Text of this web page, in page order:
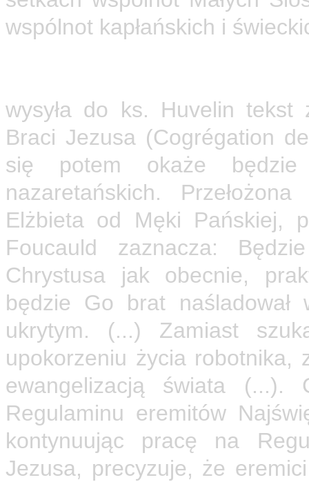
wspólnot kapłańskich i
wysyła do ks. Huvelin tekst
Braci Jezusa (Cogrégation
się potem okaże będzie
nazaretańskich.
Elżbieta od Męki Pańskiej,
Foucauld zaznacza:
Chrystusa jak obecnie,
będzie Go brat
ukrytym. (...) Zamiast
upokorzeniu życia
ewangelizacją świata (...).
Regulaminu eremitów
kontynuując pracę na
Jezusa, precyzuje, że